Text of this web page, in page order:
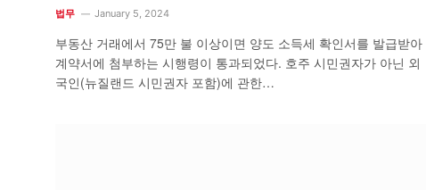
법무 January 5, 2024
부동산 거래에서 75만 불 이상이면 양도 소득세 확인서를 발급받아
계약서에 첨부하는 시행령이 통과되었다. 호주 시민권자가 아닌 외
국인(뉴질랜드 시민권자 포함)에 관한…